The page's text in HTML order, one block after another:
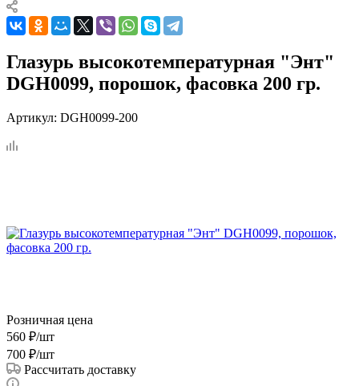
Глазурь высокотемпературная "Энт"
DGH0099, порошок, фасовка 200 гр.
Артикул: DGH0099-200
Розничная цена
560 ₽/шт
700 ₽/шт
Рассчитать доставку